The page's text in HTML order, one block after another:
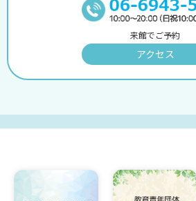
来館でご予約
アクセス